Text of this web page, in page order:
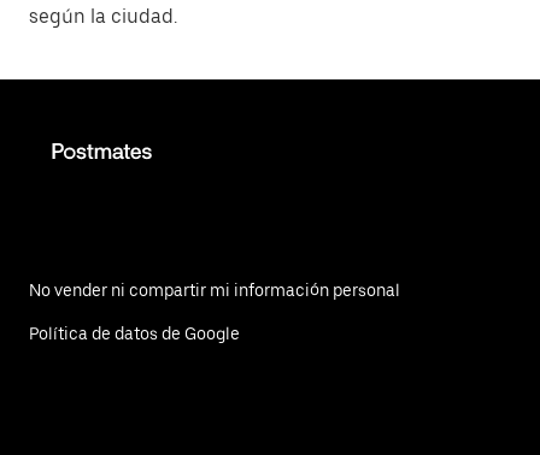
según la ciudad.
No vender ni compartir mi información personal
Política de datos de Google